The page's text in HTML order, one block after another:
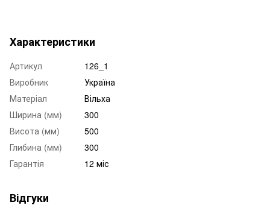
Характеристики
Артикул
126_1
Виробник
Україна
Матеріал
Вільха
Ширина (мм)
300
Висота (мм)
500
Глибина (мм)
300
Гарантія
12 міс
Відгуки